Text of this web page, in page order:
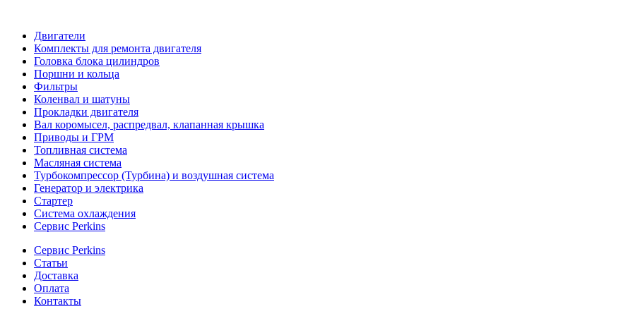
Двигатели
Комплекты для ремонта двигателя
Головка блока цилиндров
Поршни и кольца
Фильтры
Коленвал и шатуны
Прокладки двигателя
Вал коромысел, распредвал, клапанная крышка
Приводы и ГРМ
Топливная система
Масляная система
Турбокомпрессор (Турбина) и воздушная система
Генератор и электрика
Стартер
Система охлаждения
Сервис Perkins
Сервис Perkins
Статьи
Доставка
Оплата
Контакты